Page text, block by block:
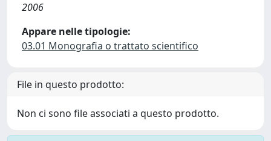
2006
Appare nelle tipologie:
03.01 Monografia o trattato scientifico
File in questo prodotto:
Non ci sono file associati a questo prodotto.